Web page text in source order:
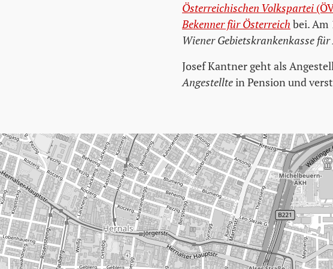
Österreichischen Volkspartei
Bekenner für Österreich bei. Am
Wiener Gebietskrankenkasse
Josef Kantner geht als
Angestelltein Pension und
Karte überspringen